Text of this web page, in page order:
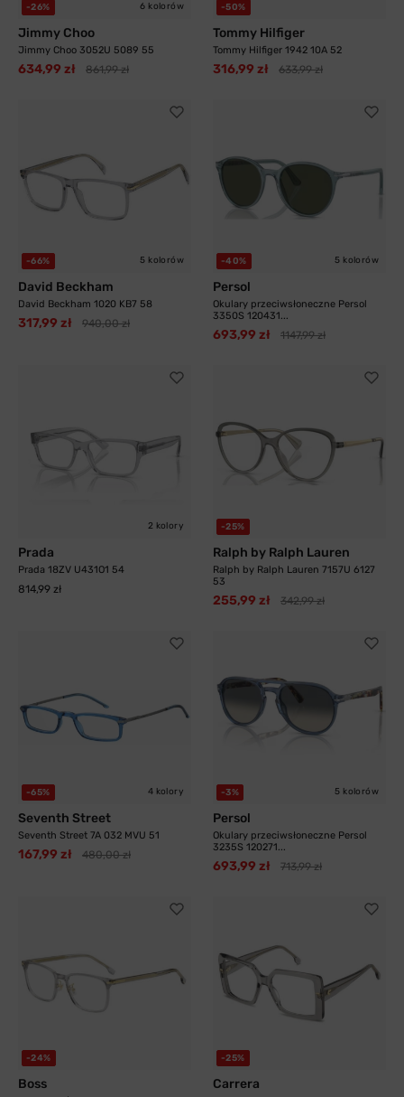
-26% 6 kolorów
Jimmy Choo
Jimmy Choo 3052U 5089 55
634,99 zł 861,99 zł
-50%
Tommy Hilfiger
Tommy Hilfiger 1942 10A 52
316,99 zł 633,99 zł
-66% 5 kolorów
David Beckham
David Beckham 1020 KB7 58
317,99 zł 940,00 zł
-40% 5 kolorów
Persol
Okulary przeciwsłoneczne Persol
3350S 120431...
693,99 zł 1147,99 zł
2 kolory
Prada
Prada 18ZV U431O1 54
814,99 zł
-25%
Ralph by Ralph Lauren
Ralph by Ralph Lauren 7157U 6127
53
255,99 zł 342,99 zł
-65% 4 kolory
Seventh Street
Seventh Street 7A 032 MVU 51
167,99 zł 480,00 zł
-3% 5 kolorów
Persol
Okulary przeciwsłoneczne Persol
3235S 120271...
693,99 zł 713,99 zł
-24%
Boss
-25%
Carrera